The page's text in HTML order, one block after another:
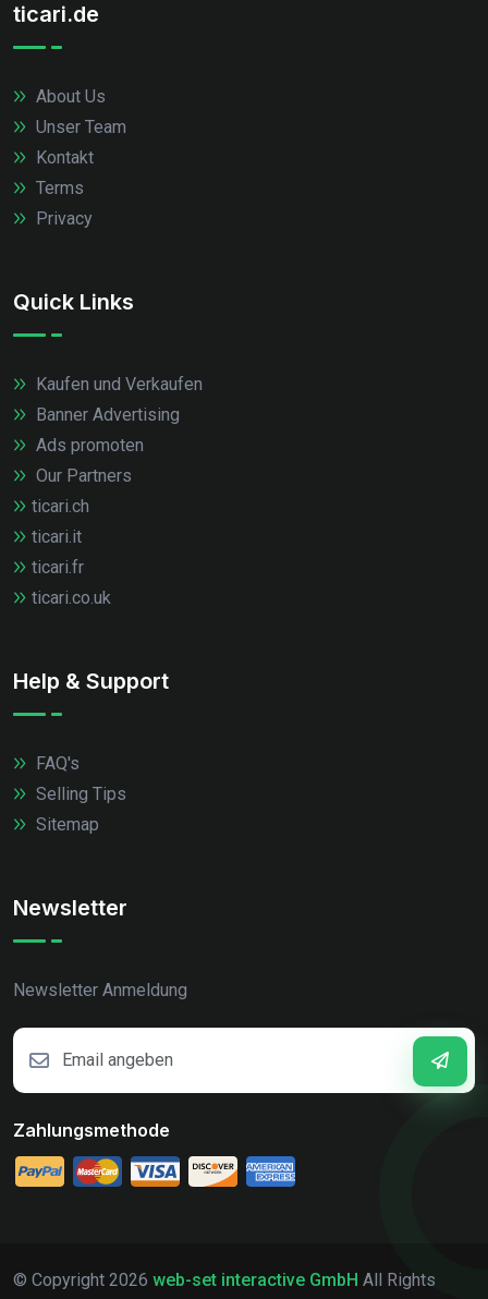
ticari.de
About Us
Unser Team
Kontakt
Terms
Privacy
Quick Links
Kaufen und Verkaufen
Banner Advertising
Ads promoten
Our Partners
ticari.ch
ticari.it
ticari.fr
ticari.co.uk
Help & Support
FAQ's
Selling Tips
Sitemap
Newsletter
Newsletter Anmeldung
Zahlungsmethode
© Copyright 2026 web-set interactive GmbH All Rights